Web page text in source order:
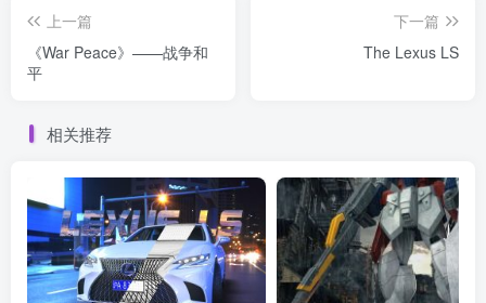
上一篇
《War Peace》——战争和
平
下一篇
The Lexus LS
相关推荐